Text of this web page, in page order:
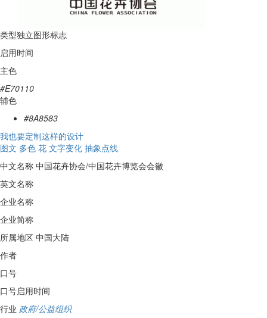
类型独立图形标志
启用时间
主色
#E70110
辅色
#8A8583
我也要定制这样的设计
图文 多色 花 文字变化 抽象点线
中文名称 中国花卉协会/中国花卉博览会会徽
英文名称
企业名称
企业简称
所属地区 中国大陆
作者
口号
口号启用时间
行业 政府/公益组织